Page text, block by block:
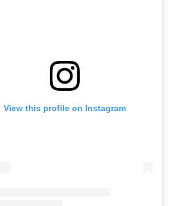
View this profile on Instagram